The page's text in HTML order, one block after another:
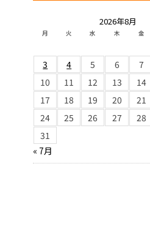
2026年8月
月 火 水 木 金
3
4 5 6 7
10
11 12 13 14
17
18 19 20 21
24
25 26 27 28
31
« 7月